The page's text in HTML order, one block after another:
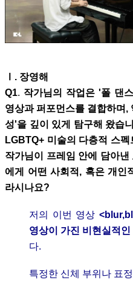
. 장영해
Q1. 작가님의 작업은 '폴 댄
영상과 퍼포먼스를 결합하며,
성'을 깊이 있게 탐구해 왔습
LGBTQ+ 미술의 다층적 스
작가님이 프레임 안에 담아
에게 어떤 사회적, 혹은 개인
라시나요?
저의 이번 영상
영상이 가진 비현실적
다.
특정한 신체 부위나 표